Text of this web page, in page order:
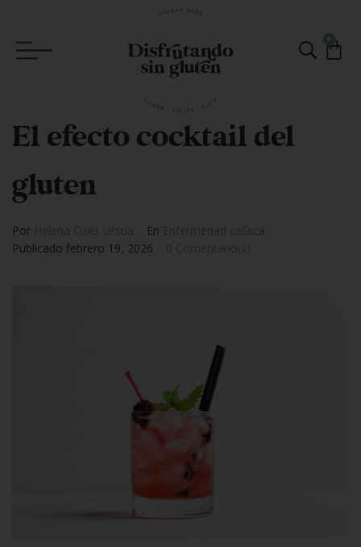
El efecto cocktail del
gluten
Por Helena Oses Ursua En Enfermedad celíaca
Publicado febrero 19, 2026 0 Comentario(s)